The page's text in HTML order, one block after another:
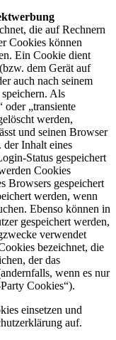
die auf Rechnern
Cookies können
Ein Cookie dient
dem Gerät auf
auch nach seinem
Als
oder „transiente
werden,
und seinen Browser
Inhalt eines
Status gespeichert
Cookies
Browsers gespeichert
werden, wenn
Ebenso können in
gespeichert werden,
verwendet
bezeichnet, die
der das
wenn es nur
Cookies“).
einsetzen und
auf.